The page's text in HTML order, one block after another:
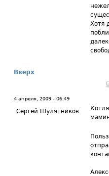
Хотя
Вверх
4 апреля, 2009 - 06:49
Сергей Шулятников